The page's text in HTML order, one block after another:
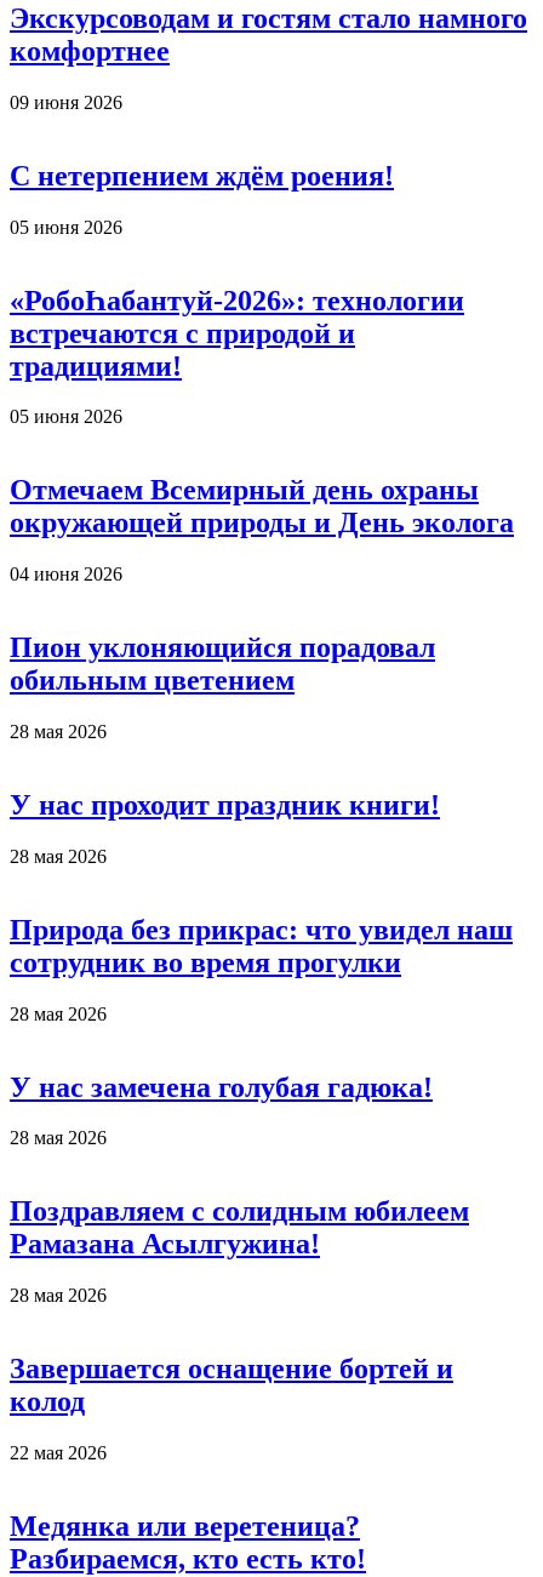
Экскурсоводам и гостям стало намного
комфортнее
09 июня 2026
С нетерпением ждём роения!
05 июня 2026
«РобоҺабантуй-2026»: технологии
встречаются с природой и
традициями!
05 июня 2026
Отмечаем Всемирный день охраны
окружающей природы и День эколога
04 июня 2026
Пион уклоняющийся порадовал
обильным цветением
28 мая 2026
У нас проходит праздник книги!
28 мая 2026
Природа без прикрас: что увидел наш
сотрудник во время прогулки
28 мая 2026
У нас замечена голубая гадюка!
28 мая 2026
Поздравляем с солидным юбилеем
Рамазана Асылгужина!
28 мая 2026
Завершается оснащение бортей и
колод
22 мая 2026
Медянка или веретеница?
Разбираемся, кто есть кто!